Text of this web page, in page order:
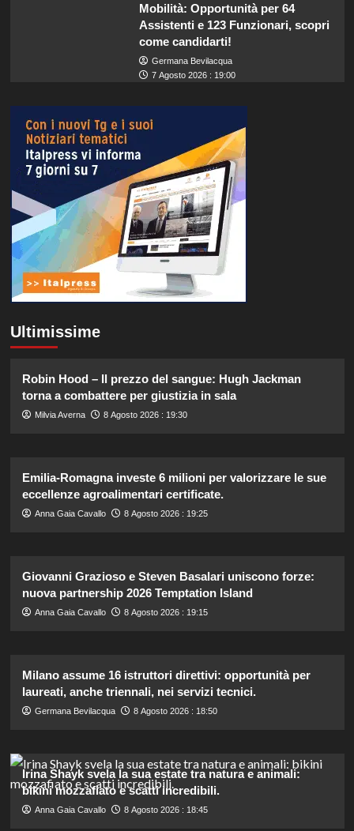
Mobilità: Opportunità per 64
Assistenti e 123 Funzionari, scopri
come candidarti!
Germana Bevilacqua
7 Agosto 2026 : 19:00
Ultimissime
Robin Hood – Il prezzo del sangue: Hugh Jackman
torna a combattere per giustizia in sala
Milvia Averna 8 Agosto 2026 : 19:30
Emilia-Romagna investe 6 milioni per valorizzare le sue
eccellenze agroalimentari certificate.
Anna Gaia Cavallo 8 Agosto 2026 : 19:25
Giovanni Grazioso e Steven Basalari uniscono forze:
nuova partnership 2026 Temptation Island
Anna Gaia Cavallo 8 Agosto 2026 : 19:15
Milano assume 16 istruttori direttivi: opportunità per
laureati, anche triennali, nei servizi tecnici.
Germana Bevilacqua 8 Agosto 2026 : 18:50
Irina Shayk svela la sua estate tra natura e animali:
bikini mozzafiato e scatti incredibili.
Anna Gaia Cavallo 8 Agosto 2026 : 18:45